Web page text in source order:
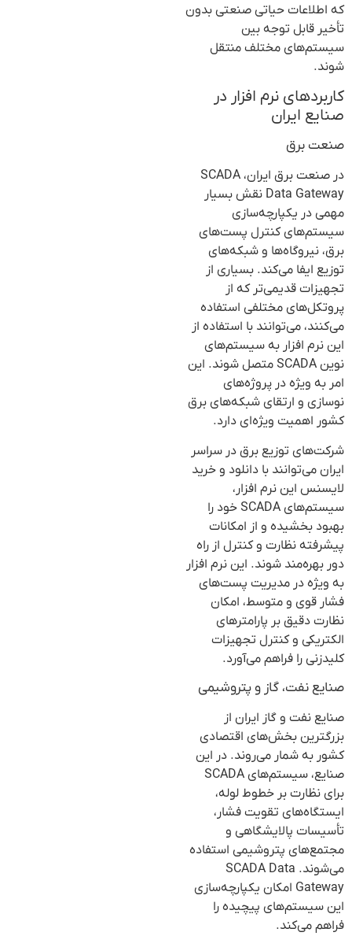
که اطلاعات حیاتی صنعتی بدون
تأخیر قابل توجه بین
سیستم‌های مختلف منتقل
شوند.
کاربردهای نرم افزار در
صنایع ایران
صنعت برق
در صنعت برق ایران، SCADA
Data Gateway نقش بسیار
مهمی در یکپارچه‌سازی
سیستم‌های کنترل پست‌های
برق، نیروگاه‌ها و شبکه‌های
توزیع ایفا می‌کند. بسیاری از
تجهیزات قدیمی‌تر که از
پروتکل‌های مختلفی استفاده
می‌کنند، می‌توانند با استفاده از
این نرم افزار به سیستم‌های
نوین SCADA متصل شوند. این
امر به ویژه در پروژه‌های
نوسازی و ارتقای شبکه‌های برق
کشور اهمیت ویژه‌ای دارد.
شرکت‌های توزیع برق در سراسر
ایران می‌توانند با دانلود و خرید
لایسنس این نرم افزار،
سیستم‌های SCADA خود را
بهبود بخشیده و از امکانات
پیشرفته نظارت و کنترل از راه
دور بهره‌مند شوند. این نرم افزار
به ویژه در مدیریت پست‌های
فشار قوی و متوسط، امکان
نظارت دقیق بر پارامترهای
الکتریکی و کنترل تجهیزات
کلیدزنی را فراهم می‌آورد.
صنایع نفت، گاز و پتروشیمی
صنایع نفت و گاز ایران از
بزرگترین بخش‌های اقتصادی
کشور به شمار می‌روند. در این
صنایع، سیستم‌های SCADA
برای نظارت بر خطوط لوله،
ایستگاه‌های تقویت فشار،
تأسیسات پالایشگاهی و
مجتمع‌های پتروشیمی استفاده
می‌شوند. SCADA Data
Gateway امکان یکپارچه‌سازی
این سیستم‌های پیچیده را
فراهم می‌کند.